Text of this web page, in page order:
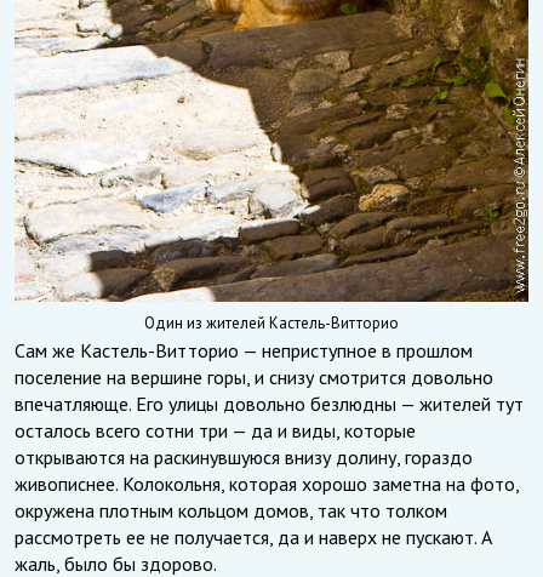
Один из жителей Кастель-Витторио
Сам же Кастель-Витторио — неприступное в прошлом
поселение на вершине горы, и снизу смотрится довольно
впечатляюще. Его улицы довольно безлюдны — жителей тут
осталось всего сотни три — да и виды, которые
открываются на раскинувшуюся внизу долину, гораздо
живописнее. Колокольня, которая хорошо заметна на фото,
окружена плотным кольцом домов, так что толком
рассмотреть ее не получается, да и наверх не пускают. А
жаль, было бы здорово.